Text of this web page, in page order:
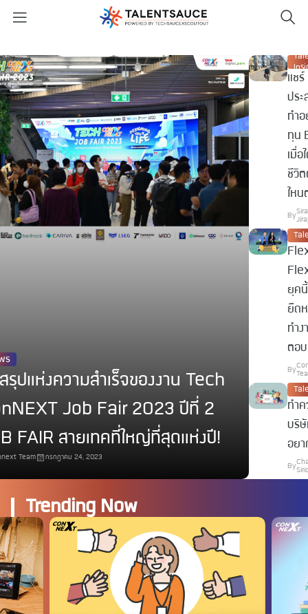
รุปแห่งความสำเร็จของงาน Tech
Job Fair 2023 ปีที่ 2
FAIR สายเทคที่ใหญ่ที่สุดแห่งปี!
Team กรกฎาคม 24, 2023
แชร์
ปร
ทำอ
ทุน
เมื่อ
ชีวิต
ไหน
By
ยุค
ยืด
ทำง
ตอ
By
ทำ
บริ
อย
By
Trending Now